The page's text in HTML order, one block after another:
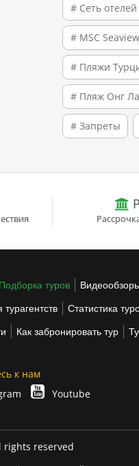
# Сеть
# MSC Seaview
# Пляжи
# Пляж Онг
# Запреты
Подборка туров
Статистика
Как забронировать тур
к нам
Youtube
rights reserved